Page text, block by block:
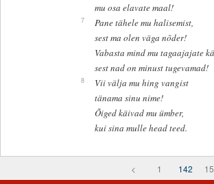
mu osa elavate maal!
7
Pane tähele mu halisemist,
sest ma olen väga nõder!
Vabasta mind mu tagaajajate
sest nad on minust tugevamad!
8
Vii välja mu hing vangist
tänama sinu nime!
Õiged käivad mu ümber,
kui sina mulle head teed.
< 1 142